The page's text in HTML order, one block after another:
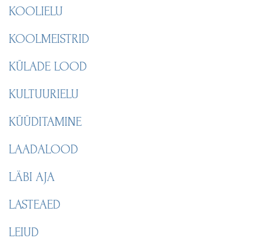
KOOLIELU
KOOLMEISTRID
KÜLADE LOOD
KULTUURIELU
KÜÜDITAMINE
LAADALOOD
LÄBI AJA
LASTEAED
LEIUD